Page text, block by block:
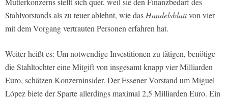
Stahlvorstands als zu teuer ablehnt, wie das Handelsblattvon vier
mit dem Vorgang vertrauten Personen erfahren hat.
Weiter heißt es: Um notwendige Investitionen zu tätigen, benötige
die Stahltochter eine Mitgift von insgesamt knapp vier Milliarden
Euro, schätzen Konzerninsider. Der Essener Vorstand um Miguel
López biete der Sparte allerdings maximal 2,5 Milliarden Euro. Ein